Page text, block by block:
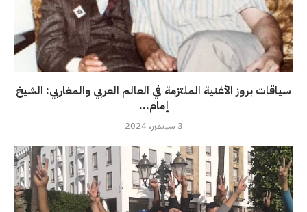
سياقات بروز الأغنية الملتزمة في العالم العربي والمغاربي: الشيخ
إمام...
3 سبتمبر، 2024